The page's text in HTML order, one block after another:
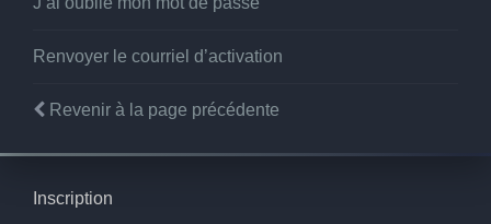
Renvoyer le courriel d’activation
Revenir à la page précédente
Inscription